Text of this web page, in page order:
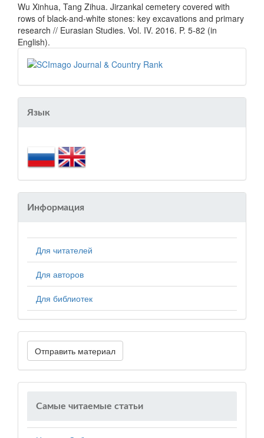
Wu Xinhua, Tang Zihua. Jirzankal cemetery covered with
rows of black-and-white stones: key excavations and primary
research // Eurasian Studies. Vol. IV. 2016. P. 5-82 (in
English).
Язык
Информация
Для читателей
Для авторов
Для библиотек
Отправить материал
Самые читаемые статьи